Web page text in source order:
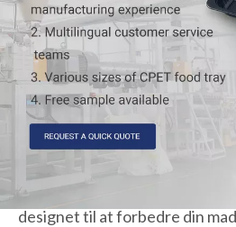
HSQY Plastic Group har en
PET-
designet til at forbedre din